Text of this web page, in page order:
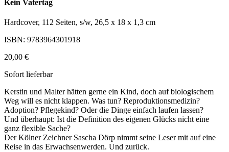
Kein Vatertag
Hardcover, 112 Seiten, s/w, 26,5 x 18 x 1,3 cm
ISBN: 9783964301918
20,00 €
Sofort lieferbar
Kerstin und Malter hätten gerne ein Kind, doch auf biologischem
Weg will es nicht klappen. Was tun? Reproduktionsmedizin?
Adoption? Pflegekind? Oder die Dinge einfach laufen lassen?
Und überhaupt: Ist die Definition des eigenen Glücks nicht eine
ganz flexible Sache?
Der Kölner Zeichner Sascha Dörp nimmt seine Leser mit auf eine
Reise in das Erwachsenwerden. Und zurück.